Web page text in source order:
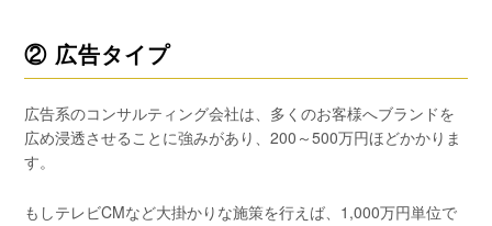
② 広告タイプ
広告系のコンサルティング会社は、多くのお客様へブランドを
広め浸透させることに強みがあり、200～500万円ほどかかりま
す。
もしテレビCMなど大掛かりな施策を行えば、1,000万円単位で